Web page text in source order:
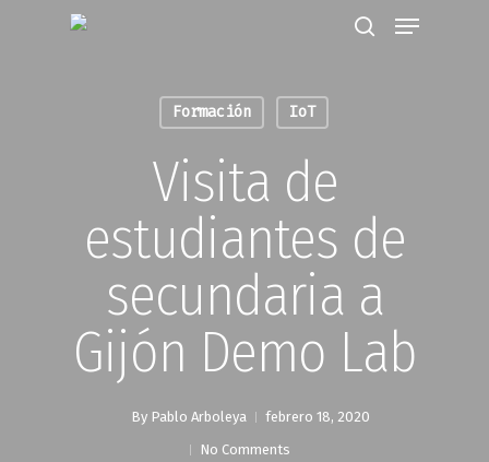
Hit enter to search or ESC to close
Formación IoT
Visita de
estudiantes de
secundaria a
Gijón Demo Lab
By Pablo Arboleya
febrero 18, 2020
No Comments